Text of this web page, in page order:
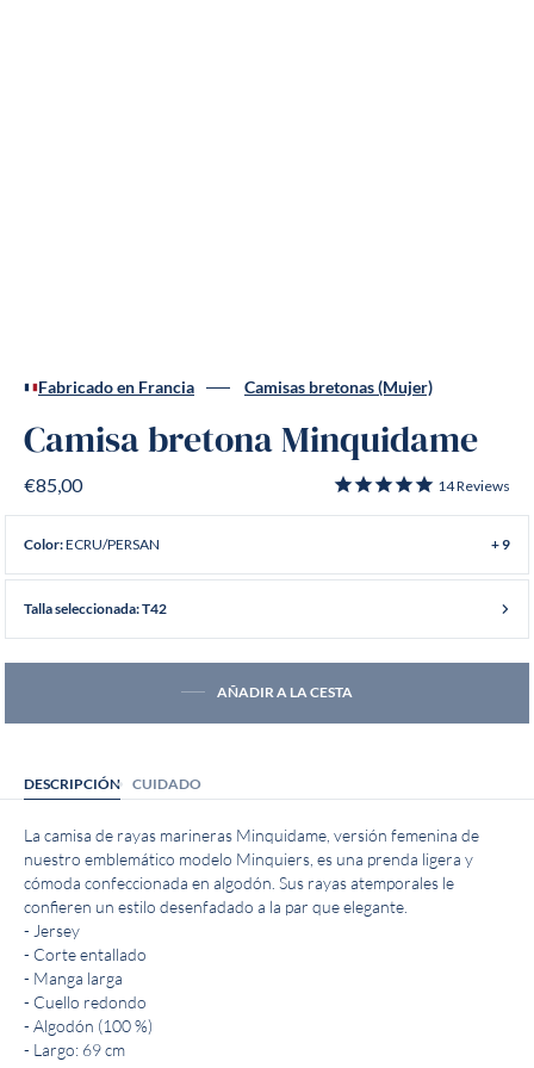
Fabricado en Francia Camisas bretonas (Mujer)
Camisa bretona Minquidame
€85,00 14Reviews
Color:ECRU/PERSAN + 9
Talla seleccionada: T42
AÑADIR A LA CESTA
DESCRIPCIÓN CUIDADO
La camisa de rayas marineras Minquidame, versión femenina de
nuestro emblemático modelo Minquiers, es una prenda ligera y
cómoda confeccionada en algodón. Sus rayas atemporales le
confieren un estilo desenfadado a la par que elegante.
- Jersey
- Corte entallado
- Manga larga
- Cuello redondo
- Algodón (100 %)
- Largo: 69 cm